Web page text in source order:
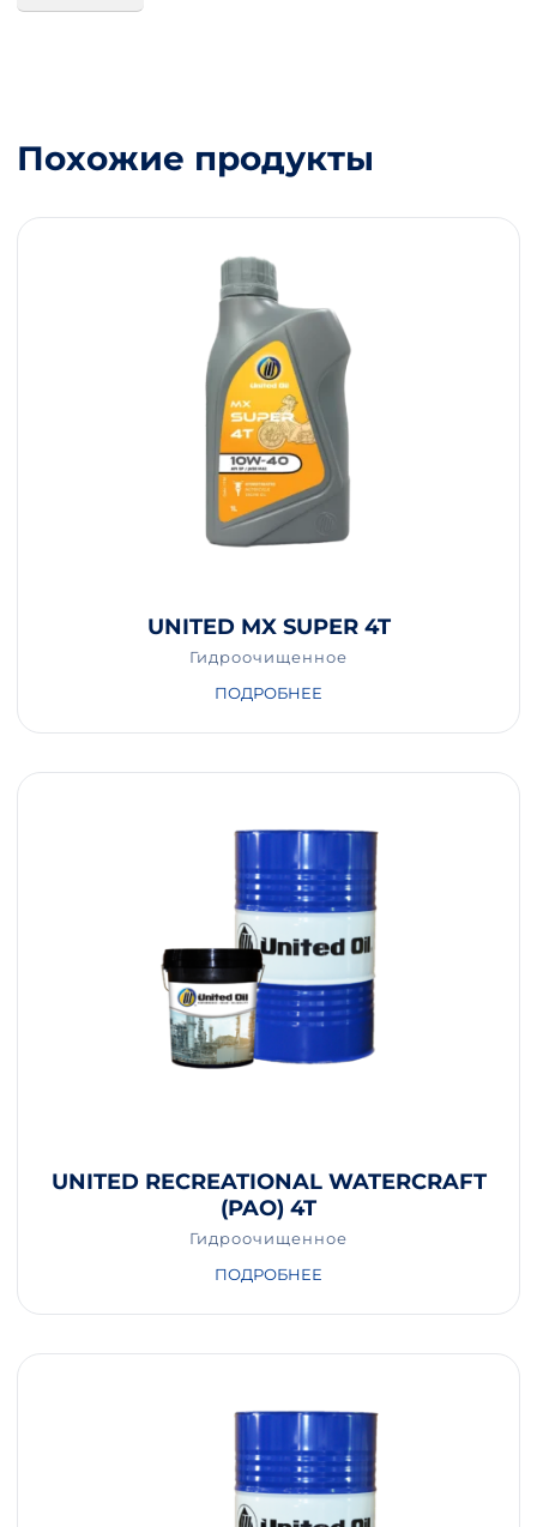
Похожие продукты
UNITED MX SUPER 4T
Гидроочищенное
ПОДРОБНЕЕ
UNITED RECREATIONAL WATERCRAFT
(PAO) 4T
Гидроочищенное
ПОДРОБНЕЕ